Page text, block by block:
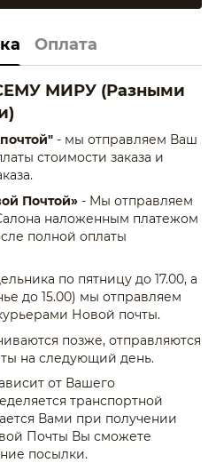
Оплата
МИРУ (Разными
- мы отправляем Ваш
стоимости заказа и
Почтой» - Мы отправляем
наложенным платежом
полной оплаты
по пятницу до 17.00, а
до 15.00) мы отправляем
Новой почты.
позже, отправляются
на следующий день.
от Вашего
транспортной
Вами при получении
Почты Вы сможете
посылки.